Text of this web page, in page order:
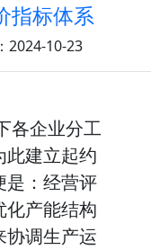
指标体系
2024-10-23
各企业分工
此建立起约
是：经营评
化产能结构
协调生产运